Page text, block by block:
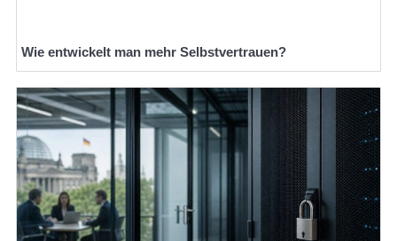
Wie entwickelt man mehr Selbstvertrauen?